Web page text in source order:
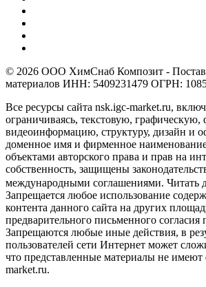
© 2026 ООО ХимСнаб Композит -
материалов ИНН: 5409231479 ОГРН:
Все ресурсы сайта nsk.igc-market.ru,
ограничиваясь, текстовую, графическую,
видеоинформацию, структуру, дизайн и
доменное имя и фирменное
объектами авторского права и прав на
собственность, защищены
международными соглашениями. Читать
Запрещается любое использование
контента данного сайта на других
предварительного письменного согласия
Запрещаются любые иные действия, в
пользователей сети Интернет может
что представленные материалы не
market.ru.